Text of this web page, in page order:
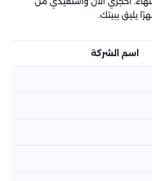
يليق ببيتك.
اسم الشركة